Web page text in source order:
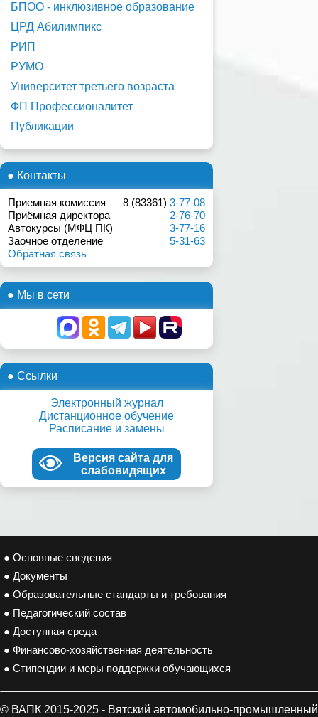
БПОО - инклюзивное образование
ЦРД Абилимпикс
РИП
РУМО
Университет третьего возраста
ФП Профессионалитет
Публикации
● Контакты
Приемная комиссия 8 (83361) 3-77-08
Приёмная директора
2-76-70
Автокурсы (МФЦ ПК)
3-77-16
Заочное отделение
5-31-63
Обратная связь
● Мы в сети
● Ссылки
Электронный журнал
Дистанционное обучение
Расписание и замены
Версия сайта для
слабовидящих
● Основные сведения
● Документы
● Образовательные стандарты и требования
● Педагогический состав
● Доступная среда
● Финансово-хозяйственная деятельность
● Стипендии и меры поддержки обучающихся
© ВАПК 2015-2025 - Вятский автомобильно-